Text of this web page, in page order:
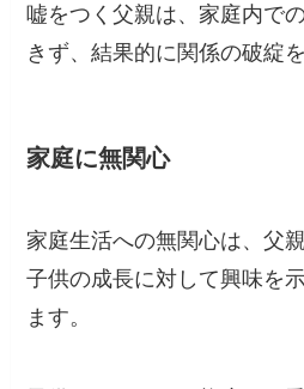
嘘をつく父親は、家庭内で
きず、結果的に関係の破綻
家庭に無関心
家庭生活への無関心は、父
子供の成長に対して興味を
ます。